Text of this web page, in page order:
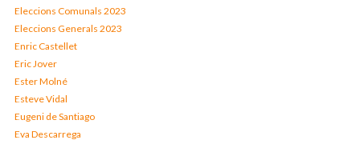
Eleccions Comunals 2023
Eleccions Generals 2023
Enric Castellet
Eric Jover
Ester Molné
Esteve Vidal
Eugeni de Santiago
Eva Descarrega